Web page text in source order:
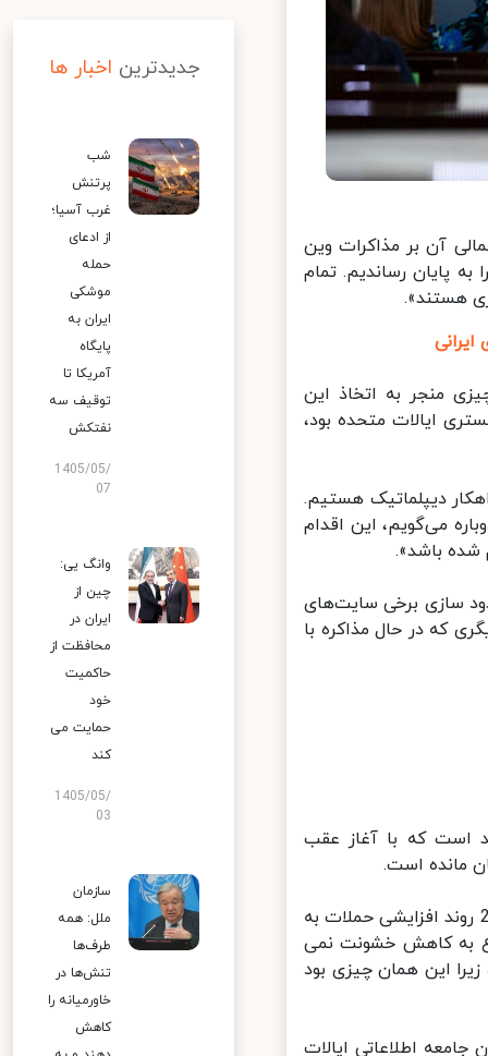
آن بر مذاکرات وین
پایان رساندیم. تمام
هستند».
منجر به اتخاذ این
ایالات متحده بود،
دیپلماتیک هستیم.
می‌گویم، این اقدام
باشد».
سازی برخی سایت‌های
که در حال مذاکره با
است که با آغاز عقب
مانده است.
رابطه سخنگوی کاخ سفید به خبرنگاران گفت: از فوریه (بهمن) 2020 روند افزایشی حملات به
به کاهش خشونت نمی
می یافت، زیرا این همان چیزی بود
اطلاعاتی ایالات
جدیدترین اخبار ها
شب
پرتنش
غرب آسیا؛
از ادعای
حمله
موشکی
ایران به
پایگاه
آمریکا تا
توقیف سه
نفتکش
1405/05/
07
وانگ یی:
چین از
ایران در
محافظت از
حاکمیت
خود
حمایت می
کند
1405/05/
03
سازمان
ملل: همه
طرف‌ها
تنش‌ها در
خاورمیانه را
کاهش